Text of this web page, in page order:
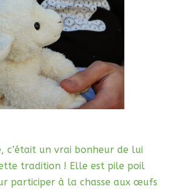
c’était un vrai bonheur de lui
tradition ! Elle est pile poil
participer à la chasse aux œufs